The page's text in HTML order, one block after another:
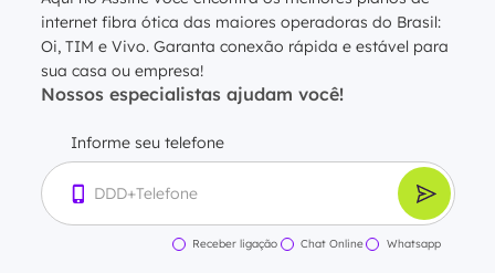
internet fibra ótica das maiores operadoras do Brasil:
Oi, TIM e Vivo. Garanta conexão rápida e estável para
sua casa ou empresa!
Nossos especialistas ajudam você!
Informe seu telefone
Receber ligação Chat Online Whatsapp